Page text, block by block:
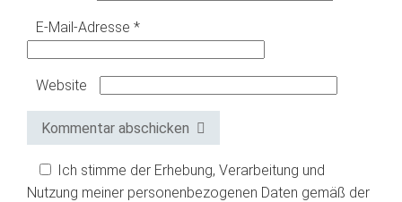
E-Mail-Adresse *
Website
Kommentar abschicken
Ich stimme der Erhebung, Verarbeitung und
Nutzung meiner personenbezogenen Daten gemäß der